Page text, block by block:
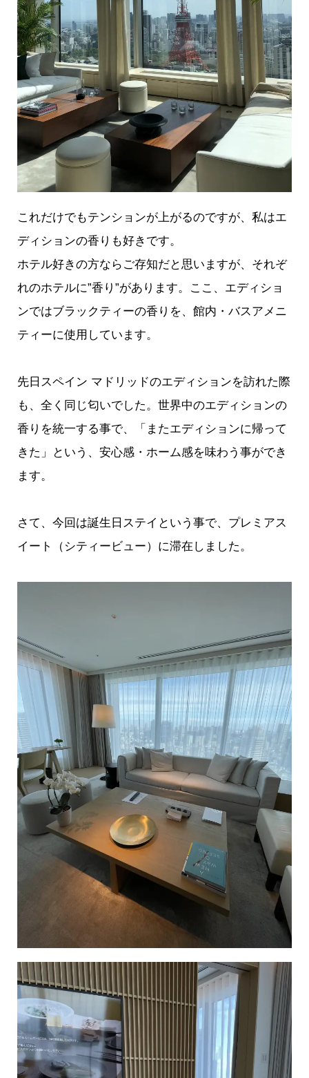
これだけでもテンションが上がるのですが、私はエ
ディションの香りも好きです。
ホテル好きの方ならご存知だと思いますが、それぞ
れのホテルに”香り”があります。ここ、エディショ
ンではブラックティーの香りを、館内・バスアメニ
ティーに使用しています。
先日スペイン マドリッドのエディションを訪れた際
も、全く同じ匂いでした。世界中のエディションの
香りを統一する事で、「またエディションに帰って
きた」という、安心感・ホーム感を味わう事ができ
ます。
さて、今回は誕生日ステイという事で、プレミアス
イート（シティービュー）に滞在しました。